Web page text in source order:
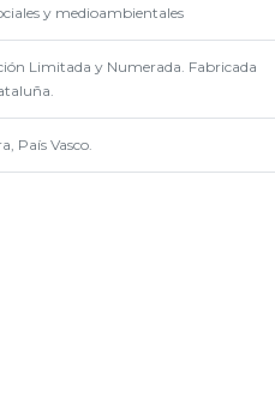
y medioambientales
Limitada y Numerada. Fabricada
País Vasco.